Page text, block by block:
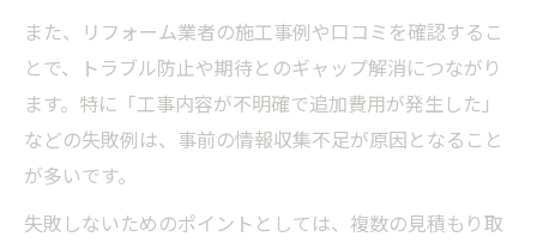
また、リフォーム業者の施工事例や口コミを確認するこ
とで、トラブル防止や期待とのギャップ解消につながり
ます。特に「工事内容が不明確で追加費用が発生した」
などの失敗例は、事前の情報収集不足が原因となること
が多いです。
失敗しないためのポイントとしては、複数の見積もり取